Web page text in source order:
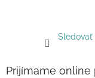
Sledovať
Prijímame online